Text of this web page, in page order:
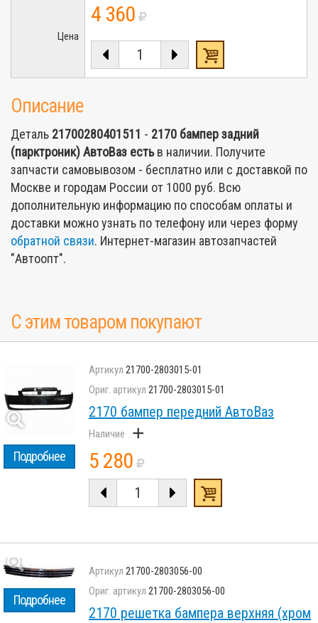
Цена
4 360
Описание
Деталь 21700280401511 - 2170 бампер задний
(парктроник) АвтоВаз естьв наличии. Получите
запчасти самовывозом - бесплатно или с доставкой по
Москве и городам России от 1000 руб. Всю
дополнительную информацию по способам оплаты и
доставки можно узнать по телефону или через форму
обратной связи. Интернет-магазин автозапчастей
"Автоопт".
С этим товаром покупают
Подробнее
21700-2803015-01
21700-2803015-01
2170 бампер передний АвтоВаз
+
5 280
Подробнее
21700-2803056-00
21700-2803056-00
2170 решетка бампера верхняя (хром